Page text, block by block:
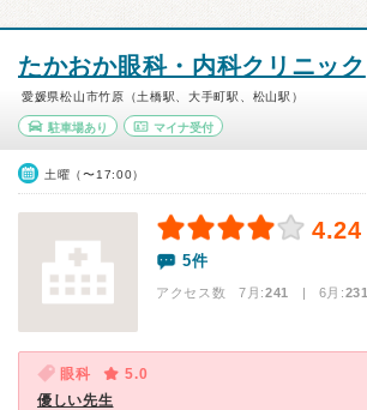
たかおか眼科・内科クリニック
愛媛県松山市竹原（土橋駅、大手町駅、松山駅）
駐車場あり マイナ受付
土曜（〜17:00）
4.24
5件
アクセス数 7月:241 | 6月:231
眼科
5.0
優しい先生